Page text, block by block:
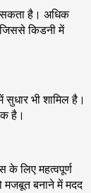
सकता है। अधिक
किडनी में
सुधार भी शामिल है।
है।
के लिए महत्वपूर्ण
मजबूत बनाने में मदद